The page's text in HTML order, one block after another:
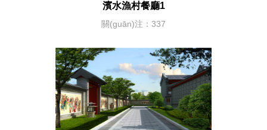
濱水漁村餐廳1
關(guān)注：337